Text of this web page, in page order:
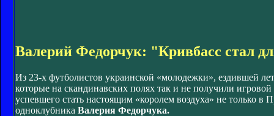
Валерий Федорчук: "Кривбасс стал
Из 23-х футболистов украинской «молодежки», ездившей
которые на скандинавских полях так и не получили
успевшего стать настоящим «королем воздуха» не только в
одноклубника Валерия Федорчука.